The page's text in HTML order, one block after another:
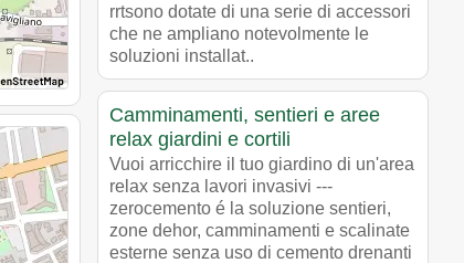
rrtsono dotate di una serie di accessori
che ne ampliano notevolmente le
soluzioni installat..
Camminamenti, sentieri e aree
relax giardini e cortili
Vuoi arricchire il tuo giardino di un'area
relax senza lavori invasivi ---
zerocemento é la soluzione sentieri,
zone dehor, camminamenti e scalinate
esterne senza uso di cemento drenanti